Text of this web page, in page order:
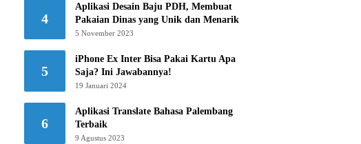
4
Aplikasi Desain Baju PDH, Membuat
Pakaian Dinas yang Unik dan Menarik
5 November 2023
5
iPhone Ex Inter Bisa Pakai Kartu Apa
Saja? Ini Jawabannya!
19 Januari 2024
6
Aplikasi Translate Bahasa Palembang
Terbaik
9 Agustus 2023